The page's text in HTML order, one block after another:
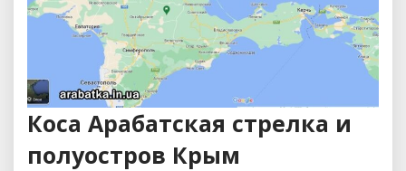
Коса Арабатская стрелка и
полуостров Крым